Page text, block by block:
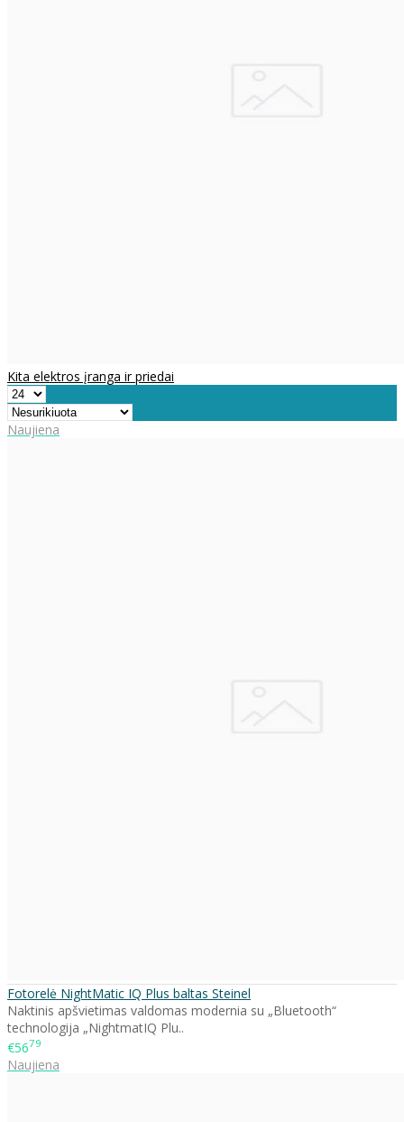
Kita elektros įranga ir priedai
Naujiena
Fotorelė NightMatic IQ Plus baltas Steinel
Naktinis apšvietimas valdomas modernia su „Bluetooth“
technologija „NightmatIQ Plu..
€5679
Naujiena